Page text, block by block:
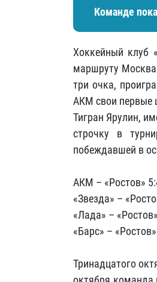
Команде
Хоккейный клуб
маршруту Москва
три очка,
АКМ свои первые
Тигран Ярулин,
строчку в
побеждавшей в
АКМ – «Ростов»
«Звезда» –
«Лада» –
«Барс» –
Тринадцатого